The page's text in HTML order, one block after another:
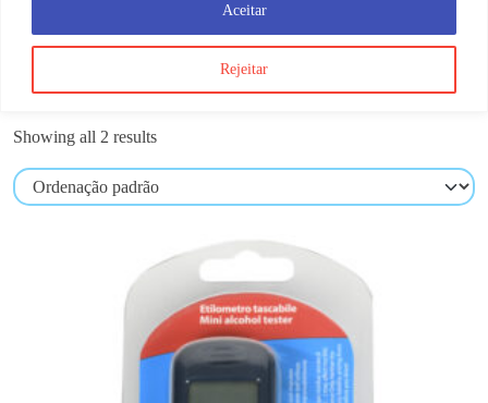
Rejeitar
Aceitar
alcolimetro
Showing all 2 results